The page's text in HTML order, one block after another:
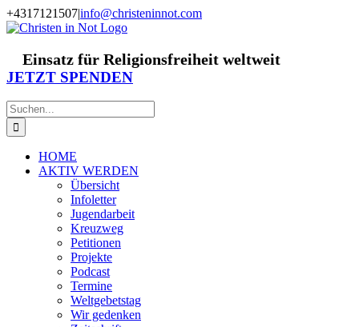
Zum
Inhalt
+4317121507|info@christeninnot.com
Facebook
Instagram
X
Spenden
Newsletter
Einsatz für Religionsfreiheit weltweit
JETZT SPENDEN
Suche
nach:
HOME
AKTIV WERDEN
Übersicht
Infoletter
Jugendarbeit
Kreuzweg
Petitionen
Projekte
Podcast
Termine
Weltgebetstag
Wir gedenken